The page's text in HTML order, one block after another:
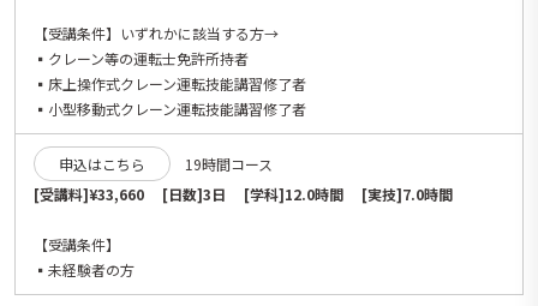
【受講条件】いずれかに該当する方→
▪️クレーン等の運転士免許所持者
▪️床上操作式クレーン運転技能講習修了者
▪️小型移動式クレーン運転技能講習修了者
申込はこちら
19時間コース
[受講料]¥33,660 [日数]3日 [学科]12.0時間 [実技]7.0時間
【受講条件】
▪️未経験者の方